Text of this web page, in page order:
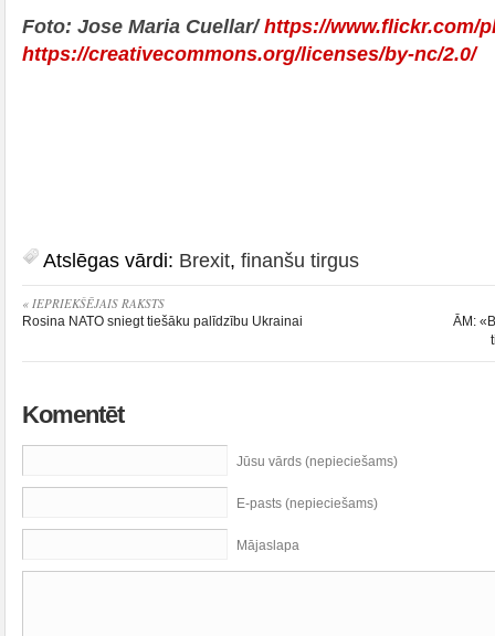
Foto: Jose Maria Cuellar/https://www.flickr.com/
https://creativecommons.org/licenses/by-nc/2.0/
Atslēgas vārdi: Brexit, finanšu tirgus
« IEPRIEKŠĒJAIS RAKSTS
Rosina NATO sniegt tiešāku palīdzību Ukrainai
ĀM:
Komentēt
Jūsu vārds (nepieciešams)
E-pasts (nepieciešams)
Mājaslapa